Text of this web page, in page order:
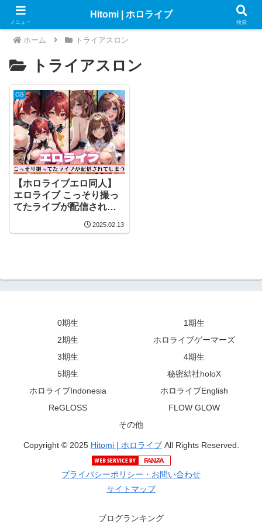
ホーム トライアスロン
トライアスロン
CG
【ホロライブエロ同人】
エロライブ こっそり撮っ
てたライブが配信されて
2025.02.13
0期生
1期生
2期生
ホロライブゲーマーズ
3期生
4期生
5期生
秘密結社holoX
ホロライブIndonesia
ホロライブEnglish
ReGLOSS
FLOW GLOW
その他
Copyright © 2025 Hitomi | ホロライブAll Rights Reserved.
プライバシーポリシー・お問い合わせ
サイトマップ
ブログランキング
メニュー
Hitomi | ホロライブ
検索